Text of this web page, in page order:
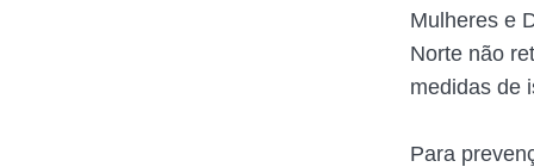
Mulheres e
Norte não
medidas de
Para